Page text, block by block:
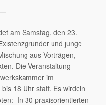
am Samstag, den 23.
und junge
aus Vorträgen,
Die Veranstaltung
im
18 Uhr statt. Es wirdein
In 30 praxisorientierten